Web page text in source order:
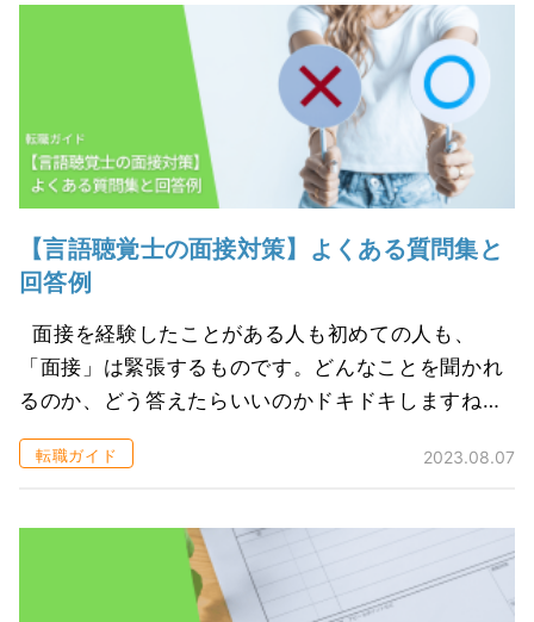
【言語聴覚士の面接対策】よくある質問集と
回答例
面接を経験したことがある人も初めての人も、
「面接」は緊張するものです。どんなことを聞かれ
るのか、どう答えたらいいのかドキドキしますね。
言語聴覚士の面接での質問内容や、どう答えたらい
いのかを考えてみましょう。 １．質問...
転職ガイド 2023.08.07